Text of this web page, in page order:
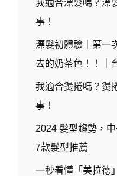
我適合漂髮嗎？漂
事！
漂髮初體驗｜第一
去的奶茶色！！｜
我適合燙捲嗎？燙
事！
2024 髮型趨勢，
7款髮型推薦
一秒看懂「美拉德